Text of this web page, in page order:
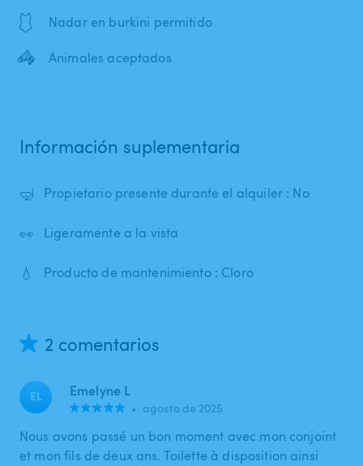
🩱 Nadar en burkini permitido
🦓 Animales aceptados
Información suplementaria
🤿 Propietario presente durante el alquiler : No
👀 Ligeramente a la vista
💧 Producto de mantenimiento : Cloro
2 comentarios
EL Emelyne L
• agosto de 2025
Nous avons passé un bon moment avec mon conjoint
et mon fils de deux ans. Toilette à disposition ainsi